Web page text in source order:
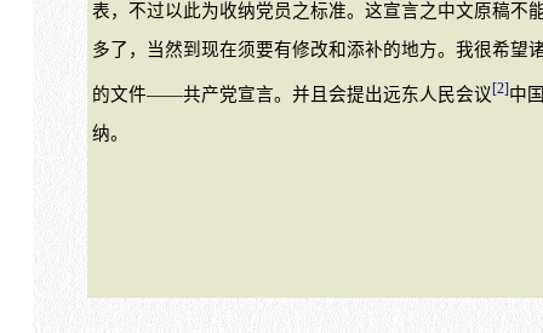
表，不过以此为收纳党员之标准。这宣言之中文原稿不
多了，当然到现在须要有修改和添补的地方。我很希望
的文件——共产党宣言。并且会提出远东人民会议 [2]中
纳。